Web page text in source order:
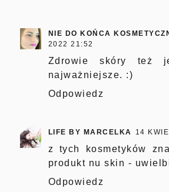
NIE DO KOŃCA
2022 21:52
Zdrowie skóry też
najważniejsze. :)
Odpowiedz
LIFE BY MARCELKA 14
z tych kosmetyków
produkt nu skin -
Odpowiedz